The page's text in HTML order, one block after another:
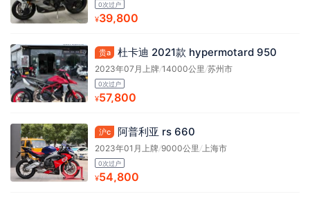
0次过户
¥39,800
贵a 杜卡迪 2021款 hypermotard 950
2023年07月上牌/14000公里/苏州市
0次过户
¥57,800
沪c 阿普利亚 rs 660
2023年01月上牌/9000公里/上海市
0次过户
¥54,800